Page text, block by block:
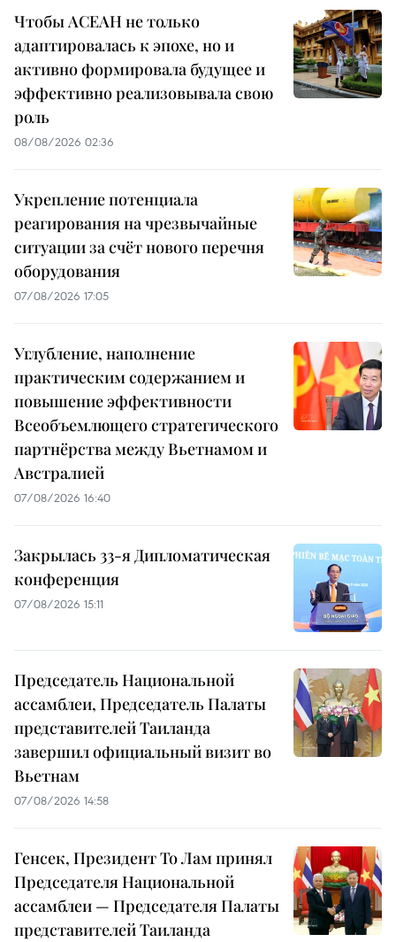
Чтобы АСЕАН не только
адаптировалась к эпохе, но и
активно формировала будущее и
эффективно реализовывала свою
роль
08/08/2026 02:36
Укрепление потенциала
реагирования на чрезвычайные
ситуации за счёт нового перечня
оборудования
07/08/2026 17:05
Углубление, наполнение
практическим содержанием и
повышение эффективности
Всеобъемлющего стратегического
партнёрства между Вьетнамом и
Австралией
07/08/2026 16:40
Закрылась 33-я Дипломатическая
конференция
07/08/2026 15:11
Председатель Национальной
ассамблеи, Председатель Палаты
представителей Таиланда
завершил официальный визит во
Вьетнам
07/08/2026 14:58
Генсек, Президент То Лам принял
Председателя Национальной
ассамблеи — Председателя Палаты
представителей Таиланда